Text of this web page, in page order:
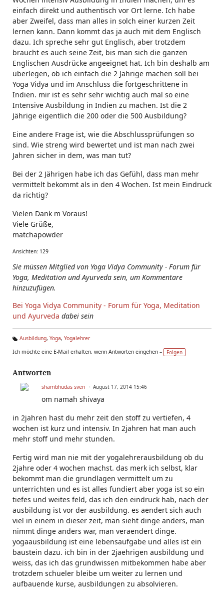
einfach direkt und authentisch vor Ort lerne. Ich habe
aber Zweifel, dass man alles in solch einer kurzen Zeit
lernen kann. Dann kommt das ja auch mit dem Englisch
dazu. Ich spreche sehr gut Englisch, aber trotzdem
braucht es auch seine Zeit, bis man sich die ganzen
Englischen Ausdrücke angeeignet hat. Ich bin deshalb am
überlegen, ob ich einfach die 2 Jährige machen soll bei
Yoga Vidya und im Anschluss die fortgeschrittene in
Indien. mir ist es sehr sehr wichtig auch mal so eine
Intensive Ausbildung in Indien zu machen. Ist die 2
Jährige eigentlich die 200 oder die 500 Ausbildung?
Eine andere Frage ist, wie die Abschlussprüfungen so
sind. Wie streng wird bewertet und ist man nach zwei
Jahren sicher in dem, was man tut?
Bei der 2 Jährigen habe ich das Gefühl, dass man mehr
vermittelt bekommt als in den 4 Wochen. Ist mein Eindruck
da richtig?
Vielen Dank m Voraus!
Viele Grüße,
matchapowder
Ansichten: 129
Sie müssen Mitglied von Yoga Vidya Community - Forum für
Yoga, Meditation und Ayurveda sein, um Kommentare
hinzuzufügen.
Bei Yoga Vidya Community - Forum für Yoga, Meditation
und Ayurveda dabei sein
g
Ausbildung, Yoga, Yogalehrer
Ich möchte eine E-Mail erhalten, wenn Antworten eingehen –
Folgen
Antworten
shambhudas sven August 17, 2014 15:46
om namah shivaya
in 2jahren hast du mehr zeit den stoff zu vertiefen, 4
wochen ist kurz und intensiv. In 2jahren hat man auch
mehr stoff und mehr stunden.
Fertig wird man nie mit der yogalehrerausbildung ob du
2jahre oder 4 wochen machst. das merk ich selbst, klar
bekommt man die grundlagen vermittelt um zu
unterrichten und es ist alles fundiert aber yoga ist so ein
tiefes und weites feld, das ich den eindruck hab, nach der
ausbildung ist vor der ausbildung. es aendert sich auch
viel in einem in dieser zeit, man sieht dinge anders, man
nimmt dinge anders war, man veraendert dinge.
yogaausbildung ist eine lebensaufgabe und alles ist ein
baustein dazu. ich bin in der 2jaehrigen ausbildung und
weiss, das ich das grundwissen mitbekommen habe aber
trotzdem schueler bleibe um weiter zu lernen und
aufbauende kurse, ausbildungen zu absolvieren.